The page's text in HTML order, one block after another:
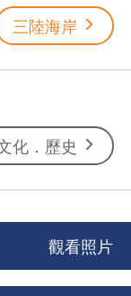
三陸海岸
化．歷史
觀看照片